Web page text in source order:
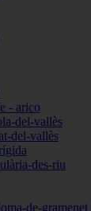
- arico
del-vallès
del-vallès
des-riu
de-gramenet